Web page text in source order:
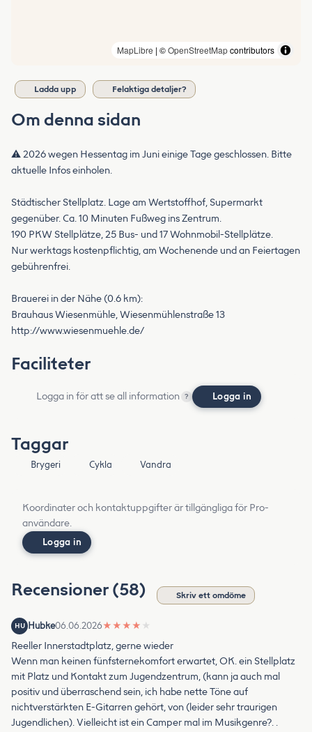
MapLibre | ©OpenStreetMapcontributors
Ladda upp Felaktiga detaljer?
Om denna sidan
⚠️ 2026 wegen Hessentag im Juni einige Tage geschlossen. Bitte
aktuelle Infos einholen.
Städtischer Stellplatz. Lage am Wertstoffhof, Supermarkt
gegenüber. Ca. 10 Minuten Fußweg ins Zentrum.
190 PKW Stellplätze, 25 Bus- und 17 Wohnmobil-Stellplätze.
Nur werktags kostenpflichtig, am Wochenende und an Feiertagen
gebührenfrei.
Brauerei in der Nähe (0.6 km):
Brauhaus Wiesenmühle, Wiesenmühlenstraße 13
http://www.wiesenmuehle.de/
Faciliteter
Logga in för att se all information ? Logga in
Taggar
Brygeri Cykla Vandra
Koordinater och kontaktuppgifter är tillgängliga för Pro-
användare.
Logga in
Recensioner (58) Skriv ett omdöme
HU Hubke06.06.2026★ ★ ★ ★ ★
Reeller Innerstadtplatz, gerne wieder
Wenn man keinen fünfsternekomfort erwartet, OK. ein Stellplatz
mit Platz und Kontakt zum Jugendzentrum, (kann ja auch mal
positiv und überraschend sein, ich habe nette Töne auf
nichtverstärkten E-Gitarren gehört, von (leider sehr traurigen
Jugendlichen). Vielleicht ist ein Camper mal im Musikgenre?. .